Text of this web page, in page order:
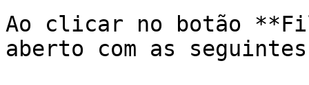
Ao clicar no botão
aberto com as